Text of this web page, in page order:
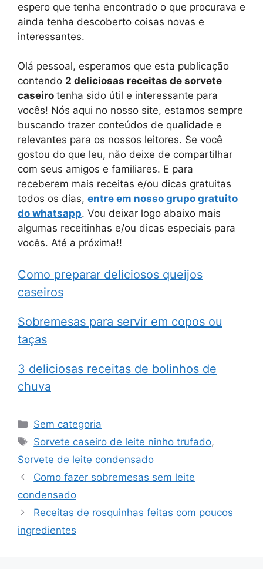
espero que tenha encontrado o que procurava e
ainda tenha descoberto coisas novas e
interessantes.
Olá pessoal, esperamos que esta publicação
contendo 2 deliciosas receitas de sorvete
caseiro tenha sido útil e interessante para
vocês! Nós aqui no nosso site, estamos sempre
buscando trazer conteúdos de qualidade e
relevantes para os nossos leitores. Se você
gostou do que leu, não deixe de compartilhar
com seus amigos e familiares. E para
receberem mais receitas e/ou dicas gratuitas
todos os dias, entre em nosso grupo gratuito
do whatsapp. Vou deixar logo abaixo mais
algumas receitinhas e/ou dicas especiais para
vocês. Até a próxima!!
Como preparar deliciosos queijos
caseiros
Sobremesas para servir em copos ou
taças
3 deliciosas receitas de bolinhos de
chuva
Categorias
Sem categoria
Tags
Sorvete caseiro de leite ninho trufado,
Sorvete de leite condensado
Como fazer sobremesas sem leite
condensado
Receitas de rosquinhas feitas com poucos
ingredientes